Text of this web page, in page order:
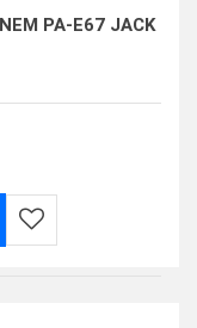
PA-E67 JACK
Do